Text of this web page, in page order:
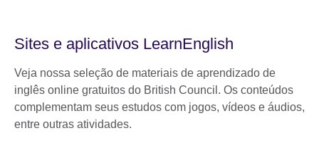
Sites e aplicativos LearnEnglish
Veja nossa seleção de materiais de aprendizado de
inglês online gratuitos do British Council. Os conteúdos
complementam seus estudos com jogos, vídeos e áudios,
entre outras atividades.